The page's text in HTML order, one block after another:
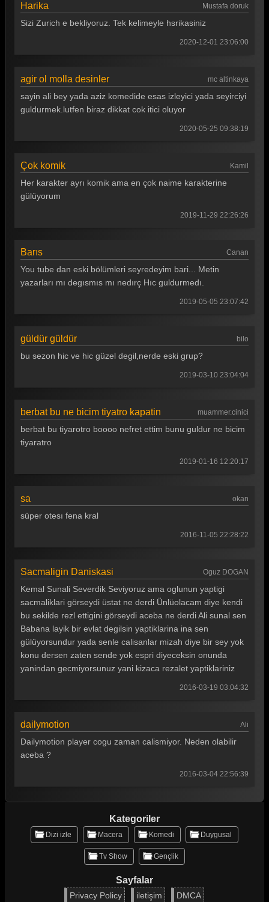
Güldür güldür 280. Bölüm
Güldür güldür 277. Bölüm
Güldür güldür 276. Bölüm
Güldür güldür 273. Bölüm
Güldür güldür 269. Bölüm
Güldür güldür 268. Bölüm
Güldür güldür 265. Bölüm
Güldür güldür 262. Bölüm
Güldür güldür 261. Bölüm
Güldür güldür 257. Bölüm
Güldür güldür 254. Bölüm
Güldür güldür 253. Bölüm
Güldür güldür 252. Bölüm
Güldür güldür 251. Bölüm
Güldür güldür 250. Bölüm
Güldür güldür 247. Bölüm
Güldür güldür 246. Bölüm
Güldür güldür 243. Bölüm
Güldür güldür 242. Bölüm
Güldür güldür 241. Bölüm
Güldür güldür 240. Bölüm
Harika Mustafa doruk
Sizi Zurich e bekliyoruz. Tek kelimeyle hsrikasiniz
2020-12-01 23:06:00
agir ol molla desinler mc altinkaya
sayin ali bey yada aziz komedide esas izleyici yada seyirciyi
guldurmek.lutfen biraz dikkat cok itici oluyor
2020-05-25 09:38:19
Çok komik Kamil
Her karakter ayrı komik ama en çok naime karakterine
gülüyorum
2019-11-29 22:26:26
Barıs Canan
You tube dan eski bölümleri seyredeyim bari... Metin
yazarları mı degısmıs mı nedırç Hıc guldurmedı.
2019-05-05 23:07:42
güldür güldür bilo
bu sezon hic ve hic güzel degil,nerde eski grup?
2019-03-10 23:04:04
berbat bu ne bicim tiyatro kapatin muammer.cinici
berbat bu tiyarotro boooo nefret ettim bunu guldur ne bicim
tiyaratro
2019-01-16 12:20:17
sa okan
süper otesı fena kral
2016-11-05 22:28:22
Sacmaligin Daniskasi Oguz DOGAN
Kemal Sunali Severdik Seviyoruz ama oglunun yaptigi
sacmaliklari görseydi üstat ne derdi Ünlüolacam diye kendi
bu sekilde rezl ettigini görseydi aceba ne derdi Ali sunal sen
Babana layik bir evlat degilsin yaptiklarina ina sen
gülüyorsundur yada senle calisanlar mizah diye bir sey yok
konu dersen zaten sende yok espri diyeceksin onunda
yanindan gecmiyorsunuz yani kizaca rezalet yaptiklariniz
2016-03-19 03:04:32
dailymotion Ali
Dailymotion player cogu zaman calismiyor. Neden olabilir
aceba ?
2016-03-04 22:56:39
Kategoriler
Dizi izle Macera Komedi Duygusal
Tv Show Gençlik
Sayfalar
Privacy Policy iletişim DMCA